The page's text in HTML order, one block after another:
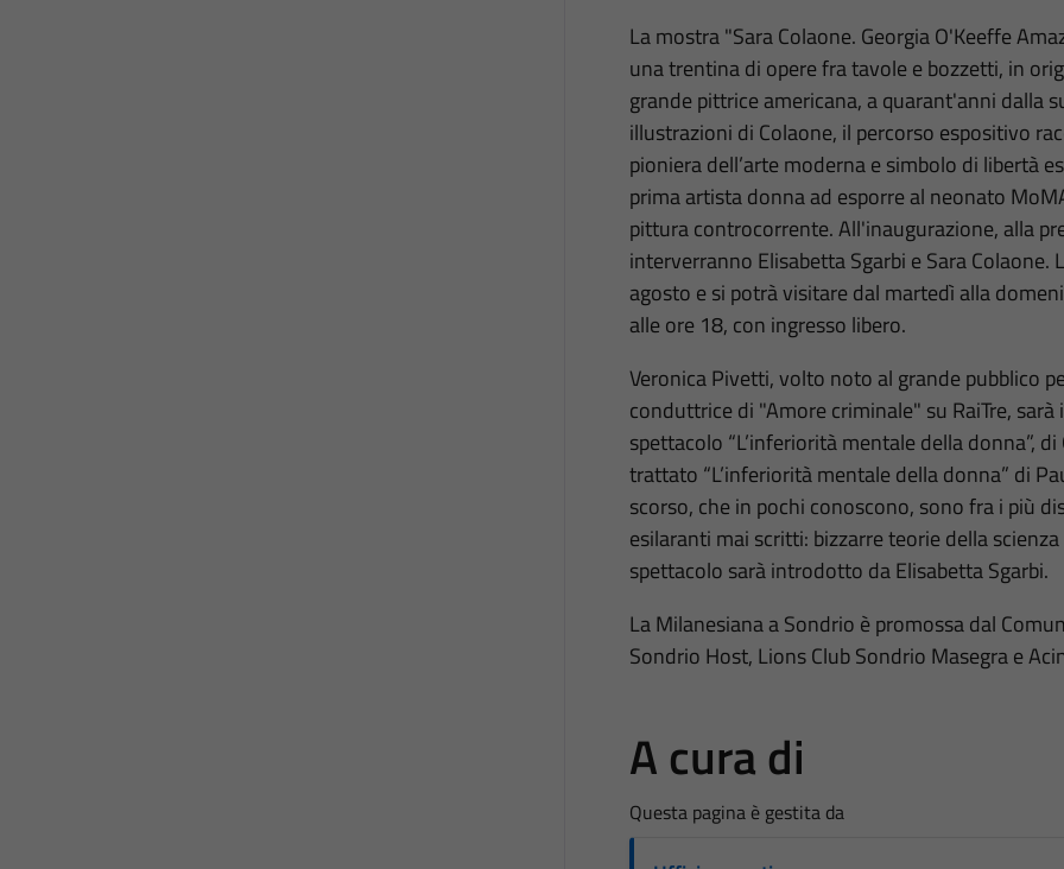
La mostra "Sara Colaone. Georgia O'Keeffe
una trentina di opere fra tavole e bozzetti, in
grande pittrice americana, a quarant'anni dalla
illustrazioni di Colaone, il percorso espositivo
pioniera dell’arte moderna e simbolo di libertà
prima artista donna ad esporre al neonato
pittura controcorrente. All'inaugurazione, alla
interverranno Elisabetta Sgarbi e Sara
agosto e si potrà visitare dal martedì alla
alle ore 18, con ingresso libero.
Veronica Pivetti, volto noto al grande pubblico
conduttrice di "Amore criminale" su RaiTre, sarà
spettacolo “L’inferiorità mentale della donna”,
trattato “L’inferiorità mentale della donna” di
scorso, che in pochi conoscono, sono fra i più
esilaranti mai scritti: bizzarre teorie della
spettacolo sarà introdotto da Elisabetta Sgarbi.
La Milanesiana a Sondrio è promossa dal
Sondrio Host, Lions Club Sondrio Masegra e
A cura di
Questa pagina è gestita da